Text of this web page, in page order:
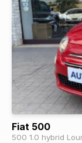
Fiat 500
500 1.0 hybrid